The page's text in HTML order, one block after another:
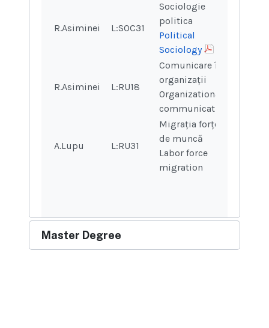
R.Asiminei L:SOC31
Sociologie
politica
Political
Sociology
R.Asiminei L:RU18
Comunicare în
organizații
Organizational
communication
A.Lupu L:RU31
Migrația forței
de muncă
Labor force
migration
Master Degree